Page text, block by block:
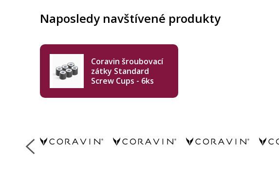
Naposledy navštívené produkty
Coravin šroubovací
zátky Standard
Screw Cups - 6ks